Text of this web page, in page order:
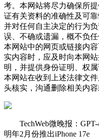
考。本网站将尽力确保所
证有关资料的准确性及可
并对任何自主决定的行为
误、不确或遗漏，概不负
本网站中的网页或链接内
实内容时，应及时向本网
明，并提供身份证明、权
本网站在收到上述法律文
头核实，沟通删除相关内容
TechWeb微晚报：GPT-
明年2月份推出iPhone 17e